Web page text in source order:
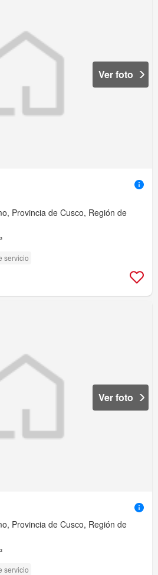
Ver foto
Provincia de Cusco, Región de
servicio
Ver foto
Provincia de Cusco, Región de
servicio